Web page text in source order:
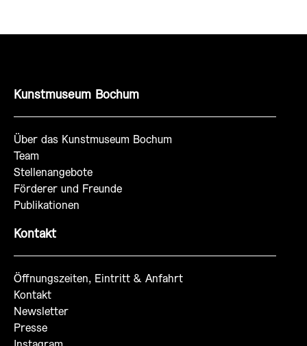
Kunstmuseum Bochum
Über das Kunstmuseum Bochum
Team
Stellenangebote
Förderer und Freunde
Publikationen
Kontakt
Öffnungszeiten, Eintritt & Anfahrt
Kontakt
Newsletter
Presse